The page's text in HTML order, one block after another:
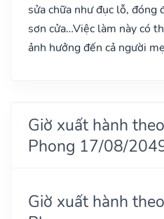
sửa chữa như đục lỗ, đóng
sơn cửa…Việc làm này có
ảnh hưởng đến cả người
Giờ xuất hành
Phong 17/08/
Giờ xuất hành